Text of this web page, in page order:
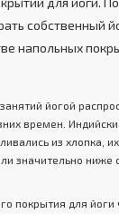
собственный
напольных
йогой
времен.
из хлопка,
значительно ниже
покрытия для йоги